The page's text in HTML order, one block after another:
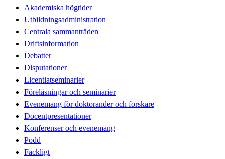
Akademiska högtider
Utbildningsadministration
Centrala sammanträden
Driftsinformation
Debatter
Disputationer
Licentiatseminarier
Föreläsningar och seminarier
Evenemang för doktorander och forskare
Docentpresentationer
Konferenser och evenemang
Podd
Fackligt